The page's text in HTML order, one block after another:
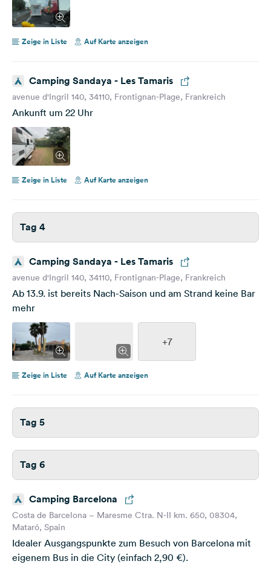
Zeige in Liste Auf Karte anzeigen
Camping Sandaya - Les Tamaris
avenue d'Ingril 140, 34110, Frontignan-Plage, Frankreich
Ankunft um 22 Uhr
Zeige in Liste Auf Karte anzeigen
Tag 4
Camping Sandaya - Les Tamaris
avenue d'Ingril 140, 34110, Frontignan-Plage, Frankreich
Ab 13.9. ist bereits Nach-Saison und am Strand keine Bar
mehr
+7
Zeige in Liste Auf Karte anzeigen
Tag 5
Tag 6
Camping Barcelona
Costa de Barcelona – Maresme Ctra. N-II km. 650, 08304,
Mataró, Spain
Idealer Ausgangspunkte zum Besuch von Barcelona mit
eigenem Bus in die City (einfach 2,90 €).